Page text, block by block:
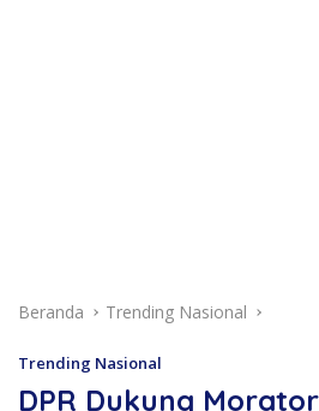
Beranda Trending Nasional
Trending Nasional
DPR Dukung